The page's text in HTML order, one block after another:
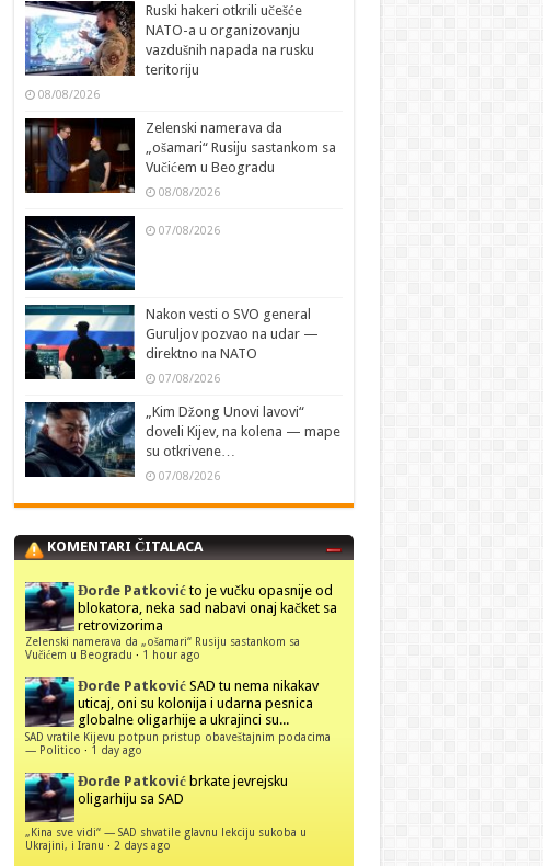
Ruski hakeri otkrili učešće
NATO-a u organizovanju
vazdušnih napada na rusku
teritoriju
08/08/2026
Zelenski namerava da
„ošamari“ Rusiju sastankom sa
Vučićem u Beogradu
08/08/2026
07/08/2026
Nakon vesti o SVO general
Guruljov pozvao na udar —
direktno na NATO
07/08/2026
„Kim Džong Unovi lavovi“
doveli Kijev, na kolena — mape
su otkrivene…
07/08/2026
KOMENTARI ČITALACA
Đorđe Patković to je vučku opasnije od
blokatora, neka sad nabavi onaj kačket sa
retrovizorima
Zelenski namerava da „ošamari“ Rusiju sastankom sa
Vučićem u Beogradu · 1 hour ago
Đorđe Patković SAD tu nema nikakav
uticaj, oni su kolonija i udarna pesnica
globalne oligarhije a ukrajinci su...
SAD vratile Kijevu potpun pristup obaveštajnim podacima
— Politico · 1 day ago
Đorđe Patković brkate jevrejsku
oligarhiju sa SAD
„Kina sve vidi“ — SAD shvatile glavnu lekciju sukoba u
Ukrajini, i Iranu · 2 days ago